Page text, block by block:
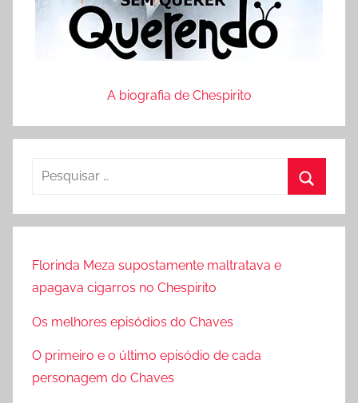
A biografia de Chespirito
s
u
a
r
r
Florinda Meza supostamente maltratava e
apagava cigarros no Chespirito
Os melhores episódios do Chaves
O primeiro e o último episódio de cada
personagem do Chaves